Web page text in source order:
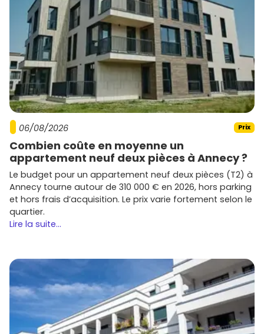
06/08/2026 Prix
Combien coûte en moyenne un
appartement neuf deux pièces à Annecy ?
Le budget pour un appartement neuf deux pièces (T2) à
Annecy tourne autour de 310 000 € en 2026, hors parking
et hors frais d’acquisition. Le prix varie fortement selon le
quartier.
Lire la suite...